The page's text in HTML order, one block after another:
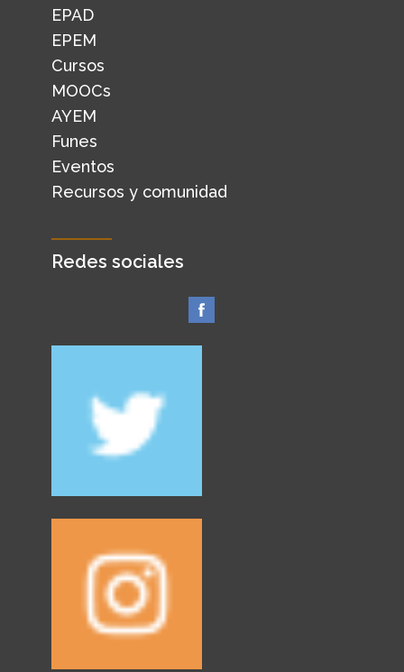
EPAD
EPEM
Cursos
MOOCs
AYEM
Funes
Eventos
Recursos y comunidad
Redes sociales